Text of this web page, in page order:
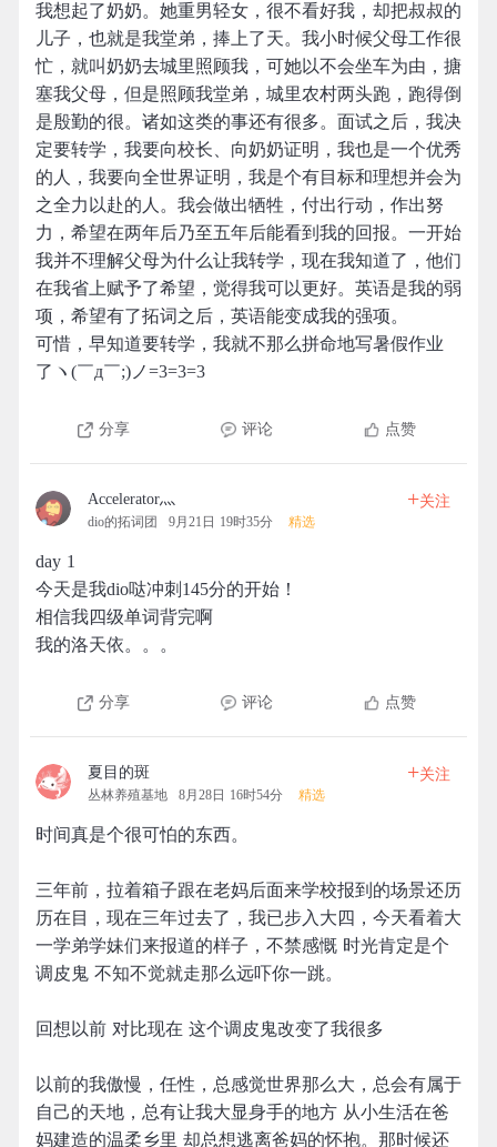
我想起了奶奶。她重男轻女，很不看好我，却把叔叔的
儿子，也就是我堂弟，捧上了天。我小时候父母工作很
忙，就叫奶奶去城里照顾我，可她以不会坐车为由，搪
塞我父母，但是照顾我堂弟，城里农村两头跑，跑得倒
是殷勤的很。诸如这类的事还有很多。面试之后，我决
定要转学，我要向校长、向奶奶证明，我也是一个优秀
的人，我要向全世界证明，我是个有目标和理想并会为
之全力以赴的人。我会做出牺牲，付出行动，作出努
力，希望在两年后乃至五年后能看到我的回报。一开始
我并不理解父母为什么让我转学，现在我知道了，他们
在我省上赋予了希望，觉得我可以更好。英语是我的弱
项，希望有了拓词之后，英语能变成我的强项。
可惜，早知道要转学，我就不那么拼命地写暑假作业
了ヽ(￣д￣;)ノ=3=3=3
分享 评论 点赞
Accelerator灬
dio的拓词团 9月21日 19时35分 精选
+关注
day 1
今天是我dio哒冲刺145分的开始！
相信我四级单词背完啊
我的洛天依。。。
分享 评论 点赞
夏目的斑
丛林养殖基地 8月28日 16时54分 精选
+关注
时间真是个很可怕的东西。
三年前，拉着箱子跟在老妈后面来学校报到的场景还历
历在目，现在三年过去了，我已步入大四，今天看着大
一学弟学妹们来报道的样子，不禁感慨 时光肯定是个
调皮鬼 不知不觉就走那么远吓你一跳。
回想以前 对比现在 这个调皮鬼改变了我很多
以前的我傲慢，任性，总感觉世界那么大，总会有属于
自己的天地，总有让我大显身手的地方 从小生活在爸
妈建造的温柔乡里 却总想逃离爸妈的怀抱。那时候还